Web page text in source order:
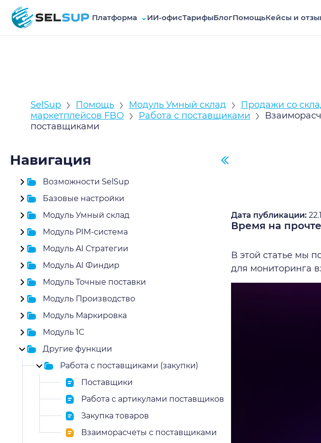
SelSup Платформа ⌄ ИИ-офисТарифыБлогПомощьКейсы и
SelSup › Помощь › Модуль Умный склад ›
Продажи со
маркетплейсов FBO › Работа с поставщиками ›
поставщиками
Навигация
Возможности SelSup
Базовые настройки
Модуль Умный склад
Модуль PIM-система
Модуль AI Стратегии
Модуль AI Финдир
Модуль Точные поставки
Модуль Производство
Модуль Маркировка
Модуль 1C
Другие функции
Работа с поставщиками (закупки)
Поставщики
Работа с артикулами поставщиков
Закупка товаров
Взаиморасчеты с поставщиками
Дата публикации:
Время на
В этой статье мы
для мониторинга